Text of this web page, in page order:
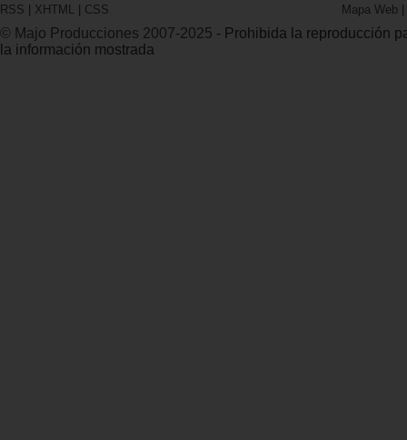
RSS | XHTML | CSS Mapa Web |
© Majo Producciones 2007-2025 - Prohibida la reproducción
la información mostrada